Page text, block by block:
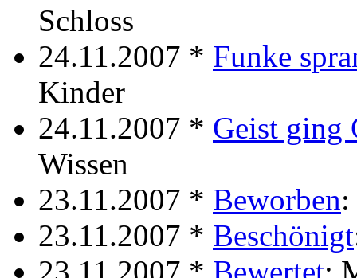
Schloss
24.11.2007 * Funke
Kinder
24.11.2007 * Geist ging
Wissen
23.11.2007 * Beworben
23.11.2007 * Beschönigt
23.11.2007 * Bewertet: